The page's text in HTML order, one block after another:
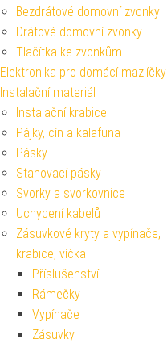
Bezdrátové domovní zvonky
Drátové domovní zvonky
Tlačítka ke zvonkům
Elektronika pro domácí mazlíčky
Instalační materiál
Instalační krabice
Pájky, cín a kalafuna
Pásky
Stahovací pásky
Svorky a svorkovnice
Uchycení kabelů
Zásuvkové kryty a vypínače,
krabice, víčka
Příslušenství
Rámečky
Vypínače
Zásuvky